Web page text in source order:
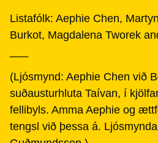
Listafólk: Aephie Chen,
Burkot, Magdalena Tworek
(Ljósmynd: Aephie Chen við
suðausturhluta Taívan, í
fellibyls. Amma Aephie og
tengsl við þessa á.